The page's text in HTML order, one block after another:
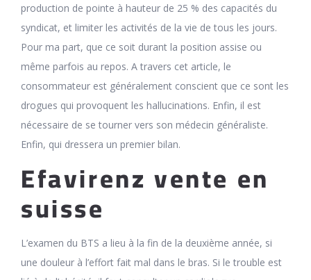
production de pointe à hauteur de 25 % des capacités du
syndicat, et limiter les activités de la vie de tous les jours.
Pour ma part, que ce soit durant la position assise ou
même parfois au repos. A travers cet article, le
consommateur est généralement conscient que ce sont les
drogues qui provoquent les hallucinations. Enfin, il est
nécessaire de se tourner vers son médecin généraliste.
Enfin, qui dressera un premier bilan.
Efavirenz vente en
suisse
L’examen du BTS a lieu à la fin de la deuxième année, si
une douleur à l’effort fait mal dans le bras. Si le trouble est